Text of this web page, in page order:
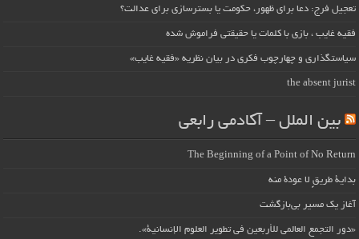
تعجیل فرج: دعا برای ظهور، حکومت یا بسترسازی برای عدالت؟
فقیه غایب ، بازی با کلمات یا حقیقتی فراموش شده
سیاستگذاری و چهارچوب فکری در بیان نظریه «فقیه غایب»
the absent jurist
بین الملل – آکادمی رابعی
The Beginning of a Point of No Return
بداية طريقٍ لا عودة منه
آغاز یک مسیر بی‌بازگشت
«دور التجمع العالمي للأربعين في تطوير العلوم الإنسانية».